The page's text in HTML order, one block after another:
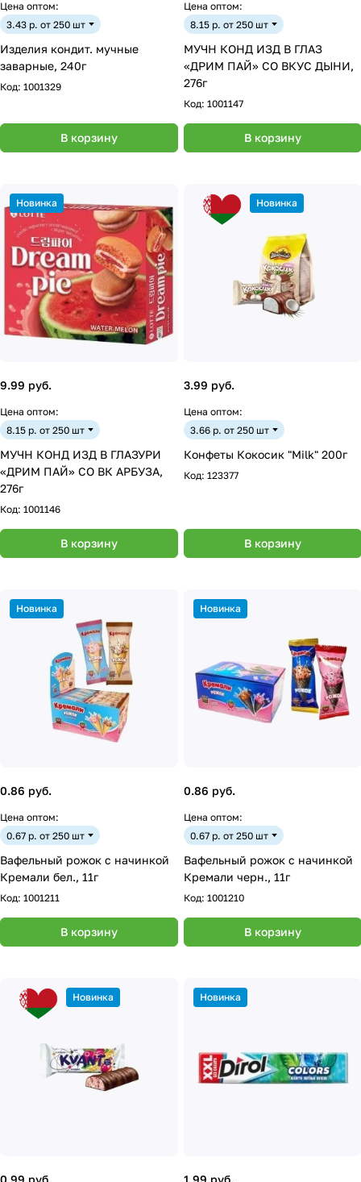
Цена оптом:
3.43 р. от 250 шт
Изделия кондит. мучные
заварные, 240г
Код: 1001329
В корзину
Цена оптом:
8.15 р. от 250 шт
МУЧН КОНД ИЗД В ГЛАЗ
«ДРИМ ПАЙ» СО ВКУС ДЫНИ,
276г
Код: 1001147
В корзину
Новинка
9.99 руб.
Цена оптом:
8.15 р. от 250 шт
МУЧН КОНД ИЗД В ГЛАЗУРИ
«ДРИМ ПАЙ» СО ВК АРБУЗА,
276г
Код: 1001146
В корзину
Новинка
3.99 руб.
Цена оптом:
3.66 р. от 250 шт
Конфеты Кокосик "Milk" 200г
Код: 123377
В корзину
Новинка
0.86 руб.
Цена оптом:
0.67 р. от 250 шт
Вафельный рожок с начинкой
Кремали бел., 11г
Код: 1001211
В корзину
Новинка
0.86 руб.
Цена оптом:
0.67 р. от 250 шт
Вафельный рожок с начинкой
Кремали черн., 11г
Код: 1001210
В корзину
Новинка
0.99 руб.
Новинка
1.99 руб.